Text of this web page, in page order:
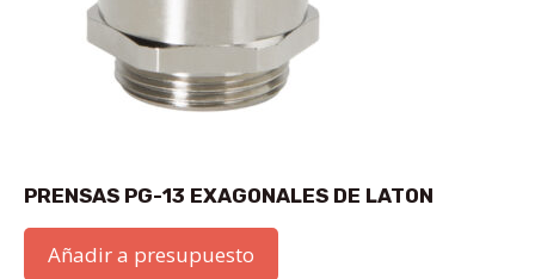
PRENSAS PG-13 EXAGONALES DE LATON
Añadir a presupuesto